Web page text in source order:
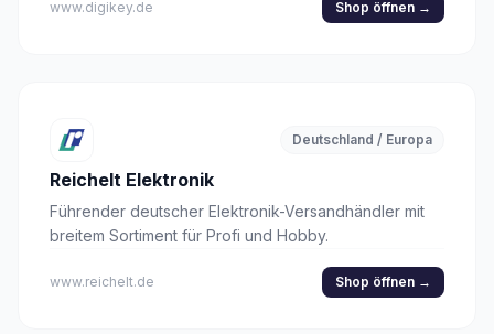
www.digikey.de Shop öffnen →
Deutschland / Europa
Reichelt Elektronik
Führender deutscher Elektronik-Versandhändler mit
breitem Sortiment für Profi und Hobby.
www.reichelt.de Shop öffnen →